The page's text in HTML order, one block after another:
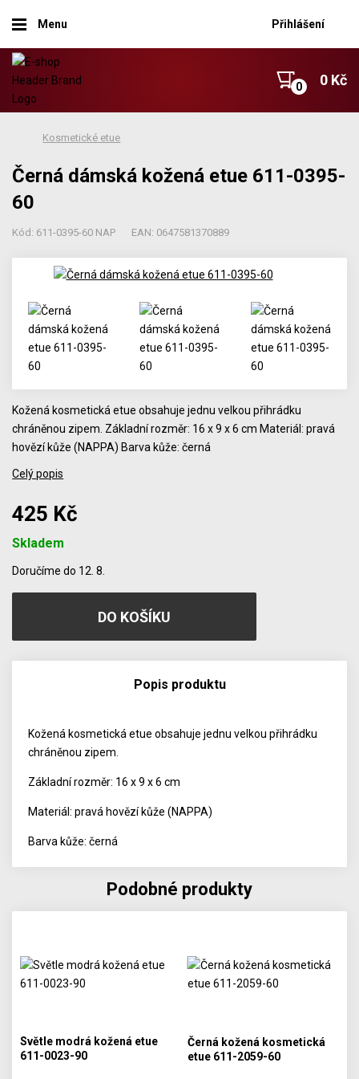
Menu Přihlášení
0 Kč
Kosmetické etue
Černá dámská kožená etue 611-0395-
60
Kód: 611-0395-60 NAP EAN: 0647581370889
Kožená kosmetická etue obsahuje jednu velkou přihrádku
chráněnou zipem. Základní rozměr: 16 x 9 x 6 cm Materiál: pravá
hovězí kůže (NAPPA) Barva kůže: černá
Celý popis
425 Kč
Skladem
Doručíme do 12. 8.
Popis produktu
Kožená kosmetická etue obsahuje jednu velkou přihrádku
chráněnou zipem.
Základní rozměr: 16 x 9 x 6 cm
Materiál: pravá hovězí kůže (NAPPA)
Barva kůže: černá
Podobné produkty
Světle modrá kožená etue
611-0023-90
Černá kožená kosmetická
etue 611-2059-60